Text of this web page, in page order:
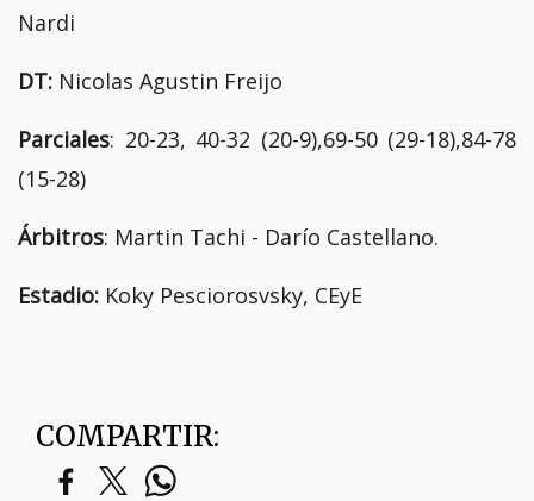
Nardi
DT: Nicolas Agustin Freijo
Parciales: 20-23, 40-32 (20-9),69-50 (29-18),84-78
(15-28)
Árbitros: Martin Tachi - Darío Castellano.
Estadio: Koky Pesciorosvsky, CEyE
COMPARTIR: